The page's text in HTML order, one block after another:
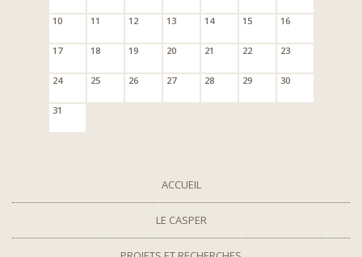
10 11 12 13 14 15 16
17 18 19 20 21 22 23
24 25 26 27 28 29 30
31
ACCUEIL
LE CASPER